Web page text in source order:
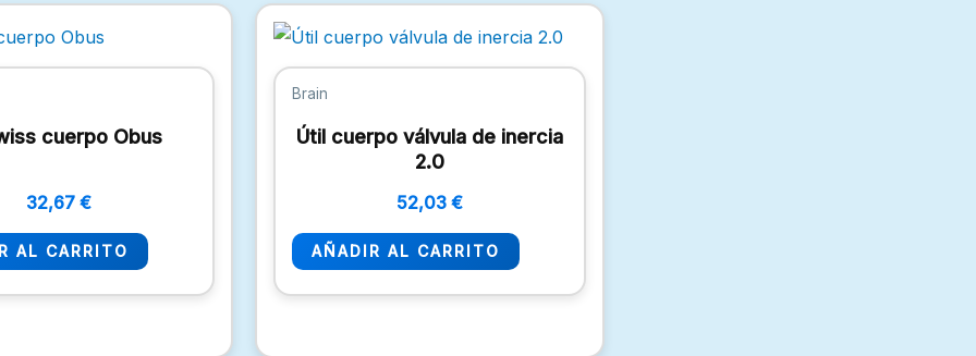
cuerpo Obus
32,67 €
AL CARRITO
Brain
Útil cuerpo válvula de inercia
2.0
52,03 €
AÑADIR AL CARRITO